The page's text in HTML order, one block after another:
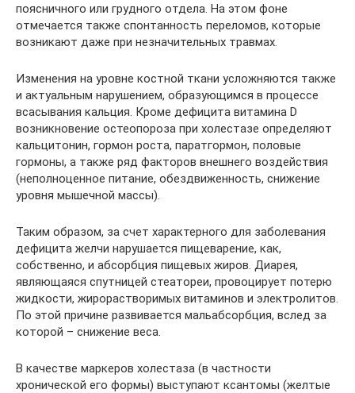
поясничного или грудного отдела. На этом фоне
отмечается также спонтанность переломов, которые
возникают даже при незначительных травмах.
Изменения на уровне костной ткани усложняются также
и актуальным нарушением, образующимся в процессе
всасывания кальция. Кроме дефицита витамина D
возникновение остеопороза при холестазе определяют
кальцитонин, гормон роста, паратгормон, половые
гормоны, а также ряд факторов внешнего воздействия
(неполноценное питание, обездвиженность, снижение
уровня мышечной массы).
Таким образом, за счет характерного для заболевания
дефицита желчи нарушается пищеварение, как,
собственно, и абсорбция пищевых жиров. Диарея,
являющаяся спутницей стеатореи, провоцирует потерю
жидкости, жирорастворимых витаминов и электролитов.
По этой причине развивается мальабсорбция, вслед за
которой – снижение веса.
В качестве маркеров холестаза (в частности
хронической его формы) выступают ксантомы (желтые